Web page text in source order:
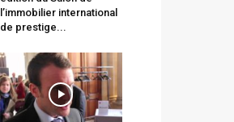
l’immobilier international
de prestige...